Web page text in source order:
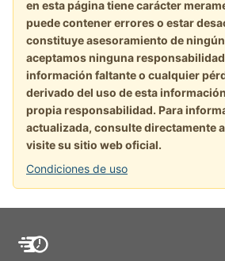
en esta página tiene carácter
puede contener errores o estar
constituye asesoramiento de
aceptamos ninguna
información faltante o cualquier
derivado del uso de esta
propia responsabilidad. Para
actualizada, consulte directamente
visite su sitio web oficial.
Condiciones de uso